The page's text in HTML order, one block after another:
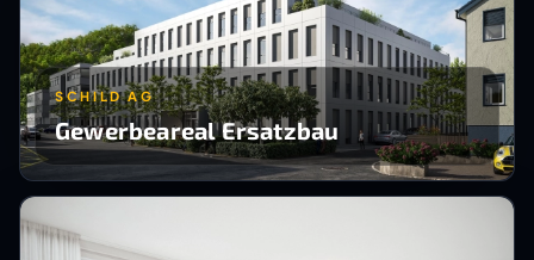
SCHILD AG
Gewerbeareal Ersatzbau